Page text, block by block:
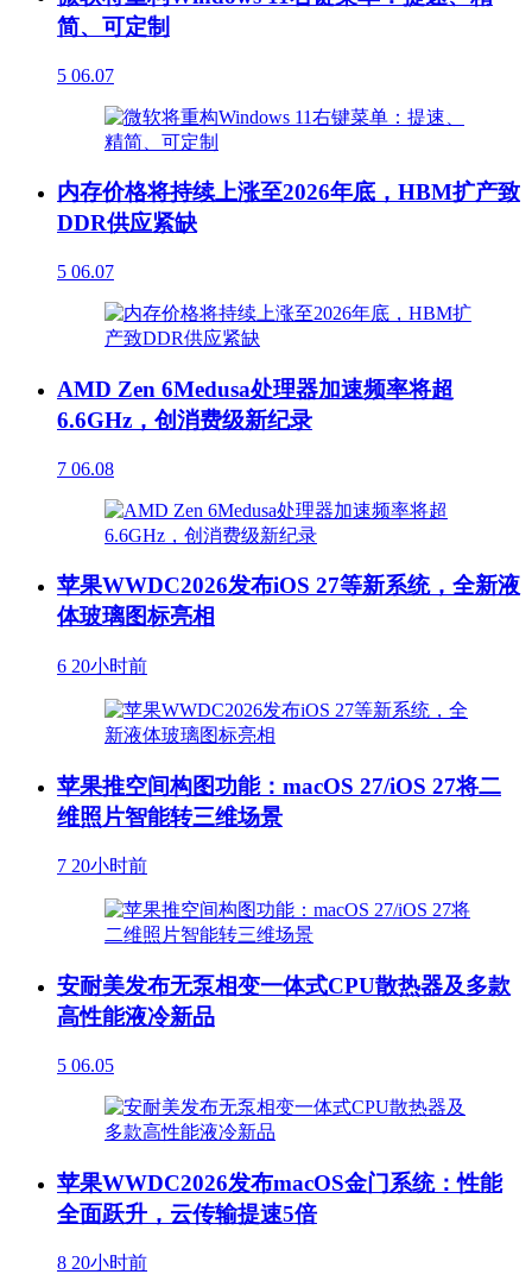
简、可定制
5 06.07
内存价格将持续上涨至2026年底，HBM扩产致
DDR供应紧缺
5 06.07
AMD Zen 6Medusa处理器加速频率将超
6.6GHz，创消费级新纪录
7 06.08
苹果WWDC2026发布iOS 27等新系统，全新液
体玻璃图标亮相
6 20小时前
苹果推空间构图功能：macOS 27/iOS 27将二
维照片智能转三维场景
7 20小时前
安耐美发布无泵相变一体式CPU散热器及多款
高性能液冷新品
5 06.05
苹果WWDC2026发布macOS金门系统：性能
全面跃升，云传输提速5倍
8 20小时前